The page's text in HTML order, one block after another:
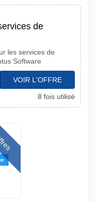
de
les services de
Software
VOIR L'OFFRE
8 fois utilisé